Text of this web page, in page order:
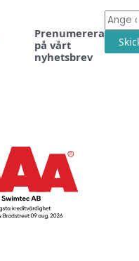
Prenumerera
på vårt
nyhetsbrev
E-
post